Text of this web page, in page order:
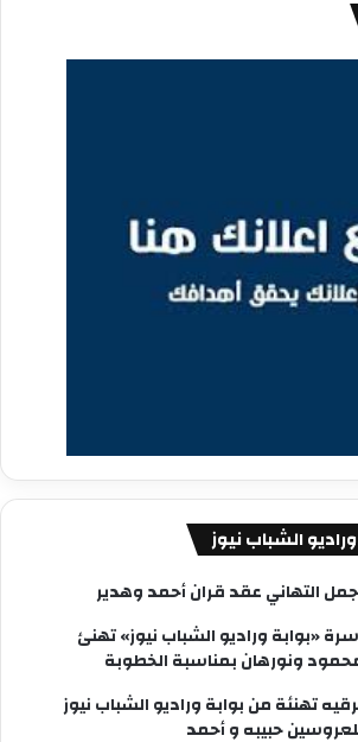
الشباب نيوز
التهاني عقد قران أحمد وهدير
«بوابة وراديو الشباب نيوز» تهنئ
ونورهان بمناسبة الخطوبة
تهنئة من بوابة وراديو الشباب نيوز
حبيبه و أحمد